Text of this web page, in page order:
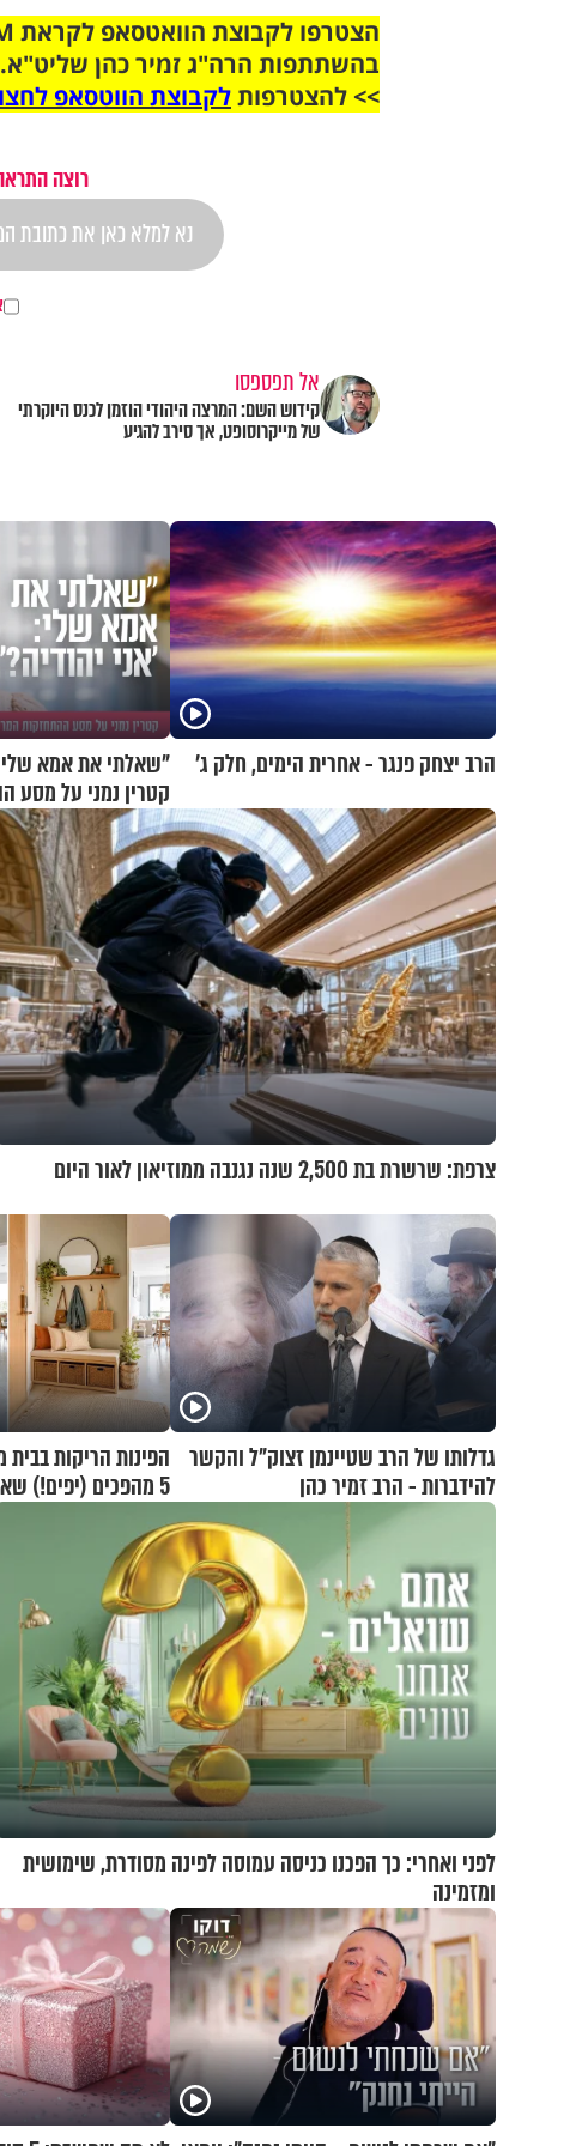
בהשתתפות הרה"ג זמיר כהן
>> להצטרפותלקבוצת הווטסאפ
רוצה
אל תפספסו
קידוש השם: המרצה היהודי הוזמן לכנס היוקרתי
של מייקרוסופט, אך סירב להגיע
הרב יצחק פנגר - אחרית הימים, חלק ג’
"שאלתי את אמא שלי
קטרין נמני על מסע
צרפת: שרשרת בת 2,500 שנה נגנבה ממוזיאון לאור היום
גדלותו של הרב שטיינמן זצוק"ל והקשר
להידברות - הרב זמיר כהן
הפינות הריקות
5 מהפכים (יפים!)
היום
לפני ואחרי: כך הפכנו כניסה עמוסה לפינה מסודרת, שימושית
ומזמינה